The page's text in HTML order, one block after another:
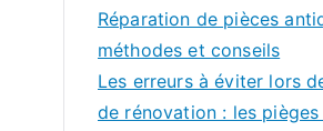
Réparation de pièces
méthodes et conseils
Les erreurs à éviter lors
de rénovation : les